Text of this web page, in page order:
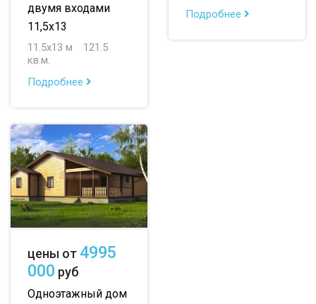
двумя входами
11,5х13
11.5х13 м
121.5
кв.м.
Подробнее
Подробнее
цены от 4995
000 руб
Одноэтажный дом